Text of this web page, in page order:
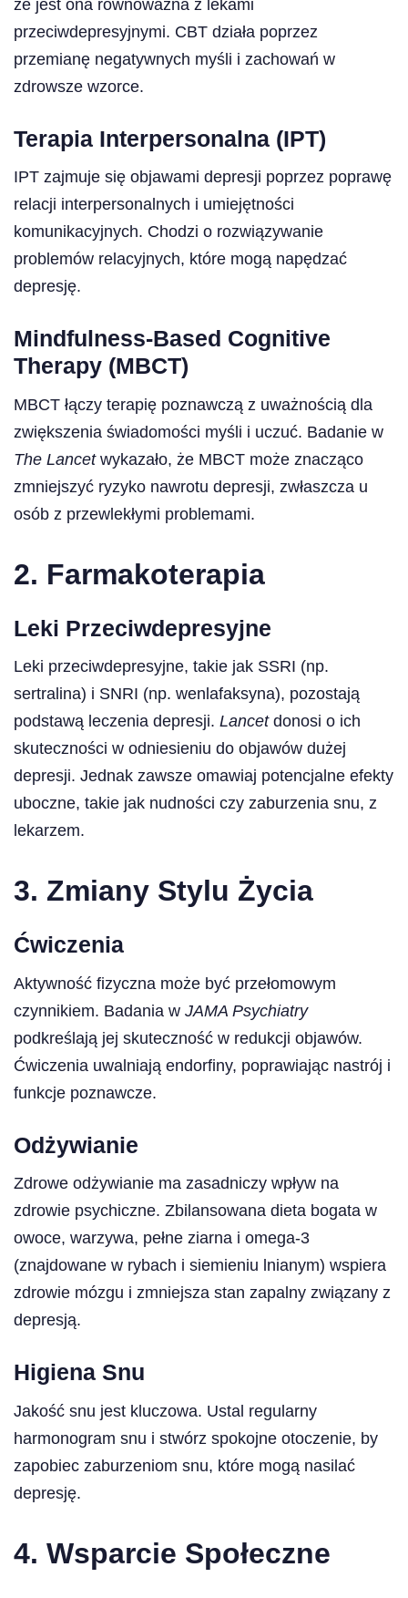
że ​​jest ona równoważna z lekami
przeciwdepresyjnymi. CBT działa poprzez
przemianę negatywnych myśli i zachowań w
zdrowsze wzorce.
Terapia Interpersonalna (IPT)
IPT zajmuje się objawami depresji poprzez poprawę
relacji interpersonalnych i umiejętności
komunikacyjnych. Chodzi o rozwiązywanie
problemów relacyjnych, które mogą napędzać
depresję.
Mindfulness-Based Cognitive
Therapy (MBCT)
MBCT łączy terapię poznawczą z uważnością dla
zwiększenia świadomości myśli i uczuć. Badanie w
The Lancetwykazało, że MBCT może znacząco
zmniejszyć ryzyko nawrotu depresji, zwłaszcza u
osób z przewlekłymi problemami.
2. Farmakoterapia
Leki Przeciwdepresyjne
Leki przeciwdepresyjne, takie jak SSRI (np.
sertralina) i SNRI (np. wenlafaksyna), pozostają
podstawą leczenia depresji. Lancetdonosi o ich
skuteczności w odniesieniu do objawów dużej
depresji. Jednak zawsze omawiaj potencjalne efekty
uboczne, takie jak nudności czy zaburzenia snu, z
lekarzem.
3. Zmiany Stylu Życia
Ćwiczenia
Aktywność fizyczna może być przełomowym
czynnikiem. Badania w JAMA Psychiatry
podkreślają jej skuteczność w redukcji objawów.
Ćwiczenia uwalniają endorfiny, poprawiając nastrój i
funkcje poznawcze.
Odżywianie
Zdrowe odżywianie ma zasadniczy wpływ na
zdrowie psychiczne. Zbilansowana dieta bogata w
owoce, warzywa, pełne ziarna i omega-3
(znajdowane w rybach i siemieniu lnianym) wspiera
zdrowie mózgu i zmniejsza stan zapalny związany z
depresją.
Higiena Snu
Jakość snu jest kluczowa. Ustal regularny
harmonogram snu i stwórz spokojne otoczenie, by
zapobiec zaburzeniom snu, które mogą nasilać
depresję.
4. Wsparcie Społeczne